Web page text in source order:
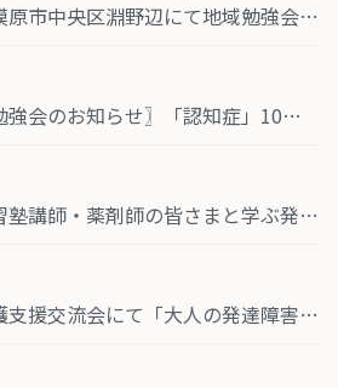
【開催レポート】相模原市中央区淵野辺にて地域勉強会＆交流会「認知症」を開催しました（9/30）
地域の皆さまへ｜〖勉強会のお知らせ〗「認知症」10月21日(火) TAMA MIRAI SQUARE ミライズ立川カンファレンスルーム 開催
【開催レポート】学習塾講師・薬剤師の皆さまと学ぶ発達障害勉強会 @八王子市南大沢
【開催レポート】介護支援交流会にて「大人の発達障害について」を講演しました（相模原市南区）